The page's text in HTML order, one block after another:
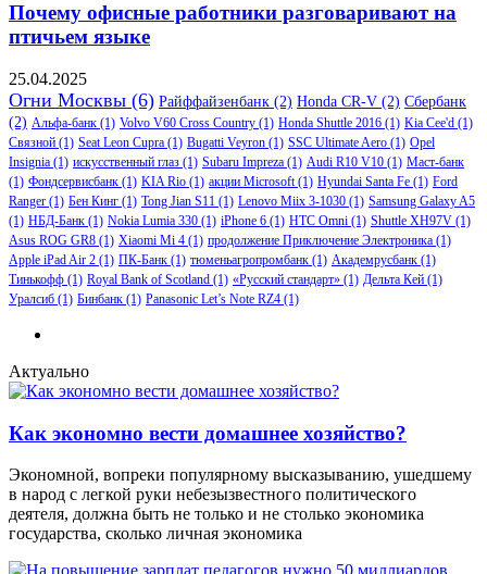
Почему офисные работники разговаривают на
птичьем языке
25.04.2025
Огни Москвы (6) Райффайзенбанк (2) Honda CR-V (2) Сбербанк
(2) Альфа-банк (1) Volvo V60 Cross Country (1) Honda Shuttle 2016 (1) Kia Cee'd (1)
Связной (1) Seat Leon Cupra (1) Bugatti Veyron (1) SSC Ultimate Aero (1) Opel
Insignia (1) искусственный глаз (1) Subaru Impreza (1) Audi R10 V10 (1) Маст-банк
(1) Фондсервисбанк (1) KIA Rio (1) акции Microsoft(1) Hyundai Santa Fe (1) Ford
Ranger (1) Бен Кинг (1) Tong Jian S11 (1) Lenovo Miix 3-1030 (1) Samsung Galaxy A5
(1) НБД-Банк (1) Nokia Lumia 330 (1) iPhone 6 (1) HTC Omni (1) Shuttle XH97V (1)
Asus ROG GR8 (1) Xiaomi Mi 4 (1) продолжение Приключение Электроника (1)
Apple iPad Air 2 (1) ПК-Банк (1) тюменьагропромбанк (1) Академрусбанк (1)
Тинькофф (1) Royal Bank of Scotland (1) «Русский стандарт» (1) Дельта Кей (1)
Уралсиб (1) Бинбанк (1) Panasonic Let’s Note RZ4 (1)
Актуально
Как экономно вести домашнее хозяйство?
Экономной, вопреки популярному высказыванию, ушедшему
в народ с легкой руки небезызвестного политического
деятеля, должна быть не только и не столько экономика
государства, сколько личная экономика